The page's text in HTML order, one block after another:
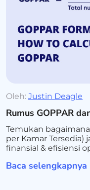
Oleh: Justin Deagle
Rumus GOPPAR
Temukan bagaimana
per Kamar
finansial & efisiensi
tradisional.
Baca selengkapnya